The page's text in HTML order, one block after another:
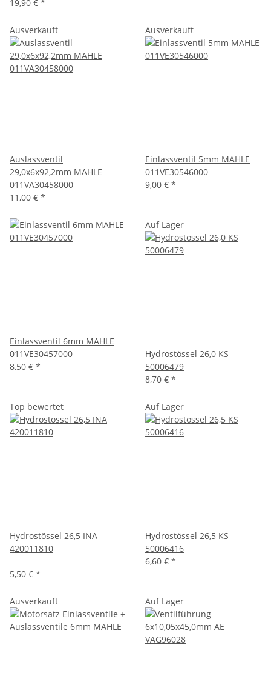
19,90 € *
Ausverkauft
Auslassventil
29,0x6x92,2mm MAHLE
011VA30458000
11,00 € *
Ausverkauft
Einlassventil 5mm MAHLE
011VE30546000
9,00 € *
Einlassventil 6mm MAHLE
011VE30457000
8,50 € *
Auf Lager
Hydrostössel 26,0 KS
50006479
8,70 € *
Top bewertet
Hydrostössel 26,5 INA
420011810
5,50 € *
Auf Lager
Hydrostössel 26,5 KS
50006416
6,60 € *
Ausverkauft Auf Lager